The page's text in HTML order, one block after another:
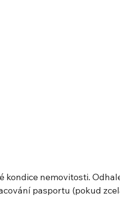
kondice nemovitosti.
pasportu (pokud